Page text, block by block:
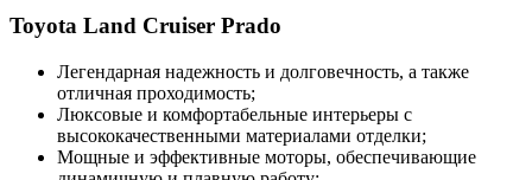
Toyota Land Cruiser Prado
Легендарная надежность и долговечность, а также
отличная проходимость;
Люксовые и комфортабельные интерьеры с
высококачественными материалами отделки;
Мощные и эффективные моторы, обеспечивающие